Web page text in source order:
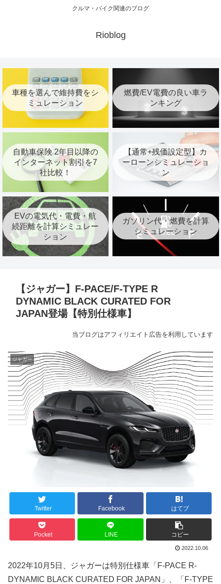
クルマ・バイク関連のブログ
Rioblog
車種を選んで維持費をシ
ミュレーション
燃費/EV電費の良い車ラ
ンキング
自動車保険 2年目以降の
インターネット割引を7
社比較！
【通常+残価設定型】カ
ーローンシミュレーショ
ン
EVの電気代・電費・航
続距離を計算シミュレー
ション
ガソリン代・燃費を計算
シミュレーション
【ジャガー】F-PACE/F-TYPE R
DYNAMIC BLACK CURATED FOR
JAPAN登場【特別仕様車】
当ブログはアフィリエイト広告を利用しています
ジャガー
Twitter Facebook はてブ
Pocket LINE コピー
2022.10.06
2022年10月5日、ジャガーは特別仕様車「F-PACE R-
DYNAMIC BLACK CURATED FOR JAPAN」、「F-TYPE